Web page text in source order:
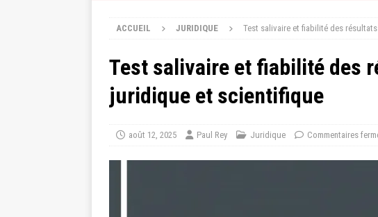
ACCUEIL JURIDIQUE Test salivaire et fiabilité des
Test salivaire et fiabilité des
juridique et scientifique
août 12, 2025 Paul Rey Juridique Commentaires